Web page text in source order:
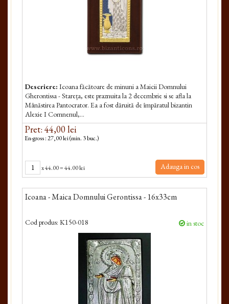
Descriere: Icoana făcătoare de minuni a Maicii Dom­nului
Gherontissa - Stareța, este praznuita la 2 decembrie si se afla la
Mânăstirea Pantocrator. Ea a fost dăruită de împăratul bizantin
Alexie I Comnenul,...
Pret: 44,00 lei
En-gross : 27,00 lei (min. 3 buc.)
x44.00=44.00 lei Adauga in cos
Icoana - Maica Domnului Gerontissa - 16x33cm
Cod produs: K150-018 in stoc